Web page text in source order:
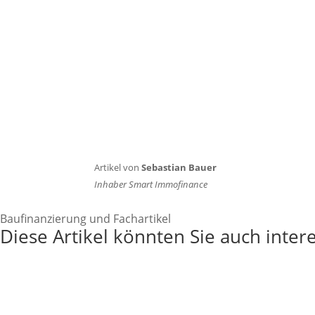
Artikel vonSebastian Bauer
Inhaber Smart Immofinance
Baufinanzierung und Fachartikel
Diese Artikel könnten Sie auch